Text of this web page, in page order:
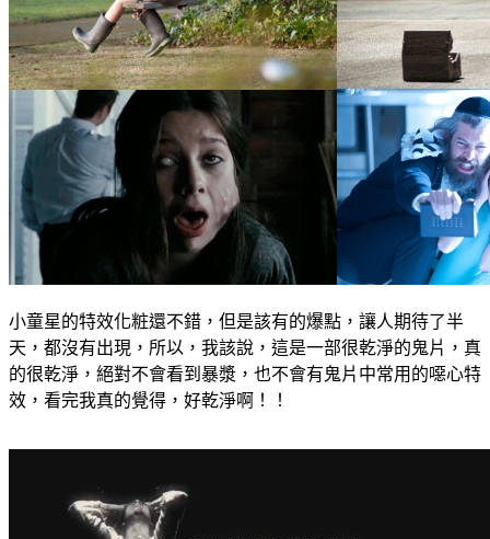
小童星的特效化粧還不錯，但是該有的爆點，讓人期待了半
天，都沒有出現，所以，我該說，這是一部很乾淨的鬼片，真
的很乾淨，絕對不會看到暴漿，也不會有鬼片中常用的噁心特
效，看完我真的覺得，好乾淨啊！！